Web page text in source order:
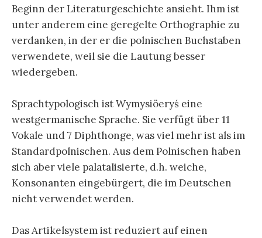
Beginn der Literaturgeschichte ansieht. Ihm ist
unter anderem eine geregelte Orthographie zu
verdanken, in der er die polnischen Buchstaben
verwendete, weil sie die Lautung besser
wiedergeben.
Sprachtypologisch ist Wymysiöeryś eine
westgermanische Sprache. Sie verfügt über 11
Vokale und 7 Diphthonge, was viel mehr ist als im
Standardpolnischen. Aus dem Polnischen haben
sich aber viele palatalisierte, d.h. weiche,
Konsonanten eingebürgert, die im Deutschen
nicht verwendet werden.
Das Artikelsystem ist reduziert auf einen